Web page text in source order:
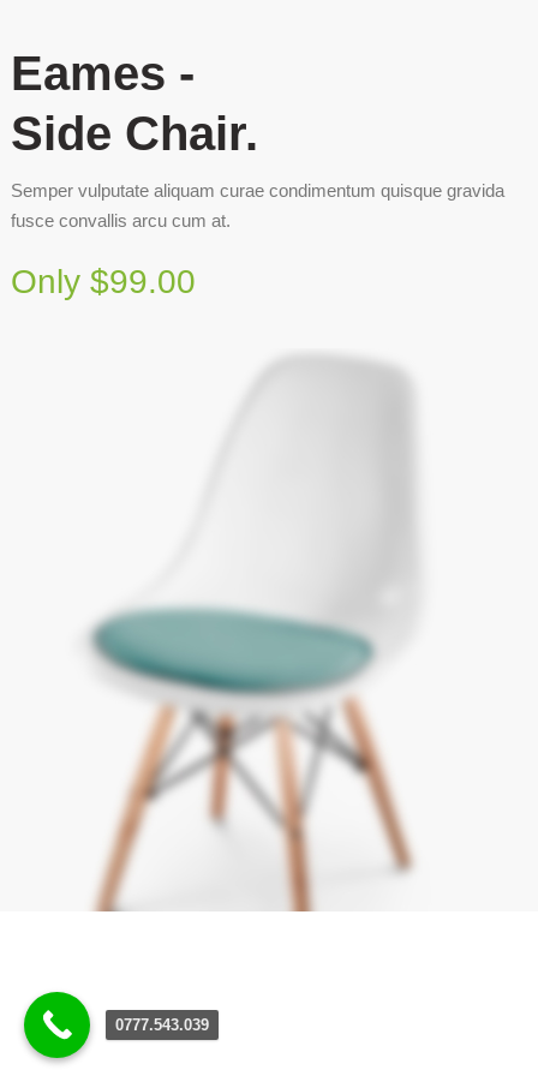
Eames -
Side Chair.
Semper vulputate aliquam curae condimentum quisque gravida
fusce convallis arcu cum at.
Only $99.00
0777.543.039